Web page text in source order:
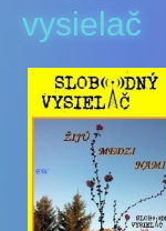
vysielač